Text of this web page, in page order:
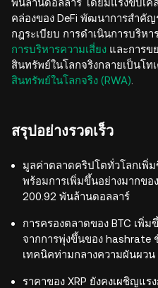
พันล้านดอลลาร์ โดยมีแรงขับเค
คล่องของ DeFi พัฒนาการสำคั
กฎระเบียบ การดำเนินการบริหา
การบริหารความเสี่ยง และการข
สินทรัพย์ในโลกจริงกลายเป็นโท
สินทรัพย์ในโลกจริง (RWA)
สรุปอย่างรวดเร็ว
มูลค่าตลาดคริปโตทั่วโลกเพิ่
พร้อมการเพิ่มขึ้นอย่างมากขอ
200.92 พันล้านดอลลาร์
การครองตลาดของ BTC เพิ่
จากการพุ่งขึ้นของ hashrate
เทคนิคท่ามกลางความผันผวน
ราคาของ XRP ยังคงเผชิญแ